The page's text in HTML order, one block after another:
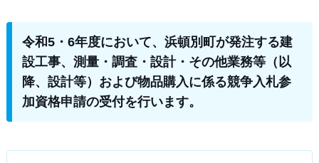
令和5・6年度において、浜頓別町が発注する建
設工事、測量・調査・設計・その他業務等（以
降、設計等）および物品購入に係る競争入札参
加資格申請の受付を行います。